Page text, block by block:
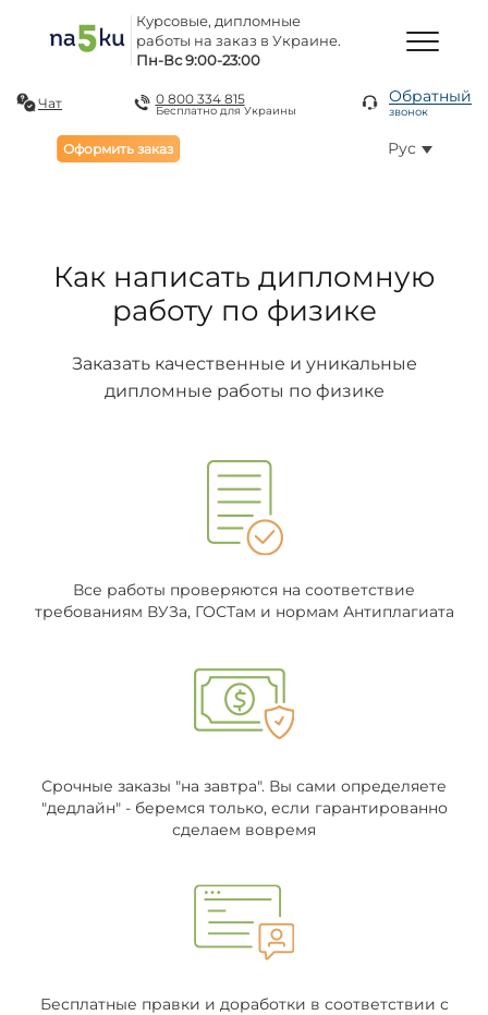
Курсовые, дипломные
работы на заказ в Украине.
Пн-Вс 9:00-23:00
Чат 0 800 334 815
Бесплатно для Украины
Обратный
звонок
Оформить заказ Рус
Как написать дипломную
работу по физике
Заказать качественные и уникальные
дипломные работы по физике
Все работы проверяются на соответствие
требованиям ВУЗа, ГОСТам и нормам Антиплагиата
Срочные заказы "на завтра". Вы сами определяете
"дедлайн" - беремся только, если гарантированно
сделаем вовремя
Бесплатные правки и доработки в соответствии с